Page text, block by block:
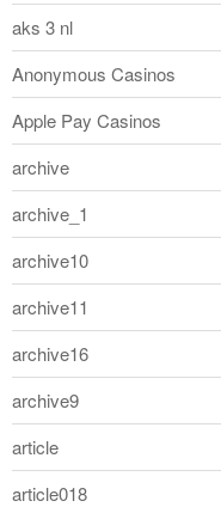
aks 3 nl
Anonymous Casinos
Apple Pay Casinos
archive
archive_1
archive10
archive11
archive16
archive9
article
article018